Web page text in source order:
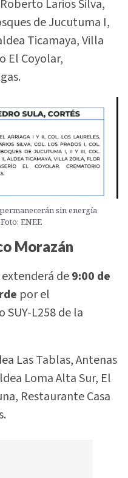
Larios Silva,
de Jucutuma I,
Ticamaya, Villa
El Coyolar,
sin energía
ENEE
Morazán
de9:00 de
por el
L258 de la
Las Tablas, Antenas
Loma Alta Sur, El
Restaurante Casa